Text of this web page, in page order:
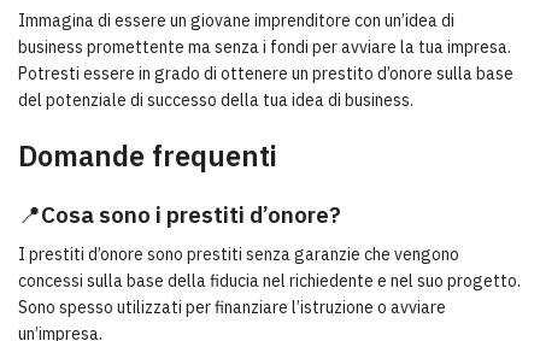
Immagina di essere un giovane imprenditore con un’idea di
business promettente ma senza i fondi per avviare la tua impresa.
Potresti essere in grado di ottenere un prestito d’onore sulla base
del potenziale di successo della tua idea di business.
Domande frequenti
📍Cosa sono i prestiti d’onore?
I prestiti d’onore sono prestiti senza garanzie che vengono
concessi sulla base della fiducia nel richiedente e nel suo progetto.
Sono spesso utilizzati per finanziare l’istruzione o avviare
un’impresa.